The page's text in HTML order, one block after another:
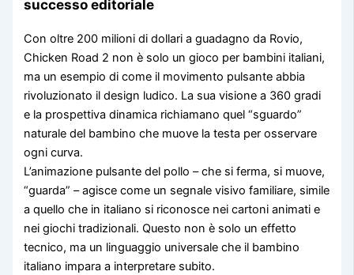
successo editoriale
Con oltre 200 milioni di dollari a guadagno da Rovio,
Chicken Road 2 non è solo un gioco per bambini italiani,
ma un esempio di come il movimento pulsante abbia
rivoluzionato il design ludico. La sua visione a 360 gradi
e la prospettiva dinamica richiamano quel “sguardo”
naturale del bambino che muove la testa per osservare
ogni curva.
L’animazione pulsante del pollo – che si ferma, si muove,
“guarda” – agisce come un segnale visivo familiare, simile
a quello che in italiano si riconosce nei cartoni animati e
nei giochi tradizionali. Questo non è solo un effetto
tecnico, ma un linguaggio universale che il bambino
italiano impara a interpretare subito.